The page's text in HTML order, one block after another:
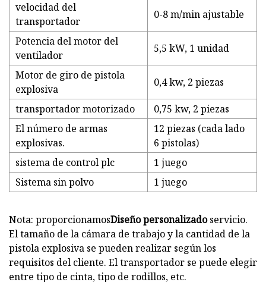
velocidad del
transportador
0-8 m/min ajustable
Potencia del motor del
ventilador
5,5 kW, 1 unidad
Motor de giro de pistola
explosiva
0,4 kw, 2 piezas
transportador motorizado
0,75 kw, 2 piezas
El número de armas
explosivas.
12 piezas (cada lado
6 pistolas)
sistema de control plc
1 juego
Sistema sin polvo
1 juego
Nota: proporcionamosDiseño personalizadoservicio.
El tamaño de la cámara de trabajo y la cantidad de la
pistola explosiva se pueden realizar según los
requisitos del cliente. El transportador se puede elegir
entre tipo de cinta, tipo de rodillos, etc.